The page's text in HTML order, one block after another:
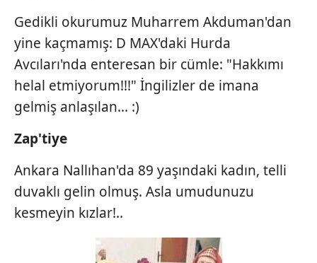
Gedikli okurumuz Muharrem Akduman'dan
yine kaçmamış: D MAX'daki Hurda
Avcıları'nda enteresan bir cümle: "Hakkımı
helal etmiyorum!!!" İngilizler de imana
gelmiş anlaşılan... :)
Zap'tiye
Ankara Nallıhan'da 89 yaşındaki kadın, telli
duvaklı gelin olmuş. Asla umudunuzu
kesmeyin kızlar!..